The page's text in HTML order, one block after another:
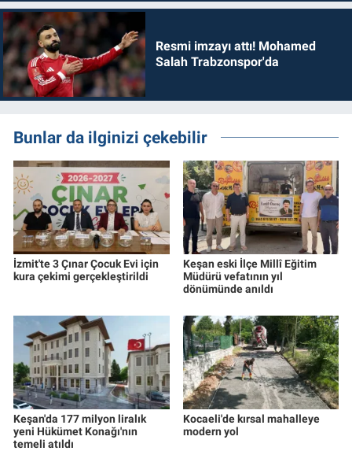
Resmi imzayı attı! Mohamed
Salah Trabzonspor'da
Bunlar da ilginizi çekebilir
İzmit'te 3 Çınar Çocuk Evi için
kura çekimi gerçekleştirildi
Keşan eski İlçe Millî Eğitim
Müdürü vefatının yıl
dönümünde anıldı
Keşan'da 177 milyon liralık
yeni Hükümet Konağı'nın
temeli atıldı
Kocaeli'de kırsal mahalleye
modern yol